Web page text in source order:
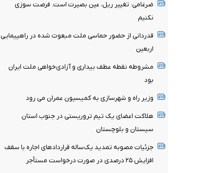
ضرغامی: تغییر ریل، عین بصیرت است. فرصت سوزی
نکنیم
قدردانی از حضور حماسی ملت مبعوث شده در راهپیمایی
اربعین
مشروطه نقطه عطف بیداری و آزادی‌خواهی ملت ایران
بود
وزیر راه و شهرسازی به کمیسیون عمران می رود
هلاکت اعضای یک تیم تروریستی در جنوب استان
سیستان و بلوچستان
جزئیات مصوبه تمدید یک‌ساله قرارداد‌های اجاره با سقف
افزایش ۲۵ درصدی در صورت درخواست مستأجر